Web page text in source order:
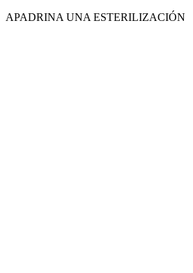
Ir
APADRINA UNA ESTERILIZACIÓN